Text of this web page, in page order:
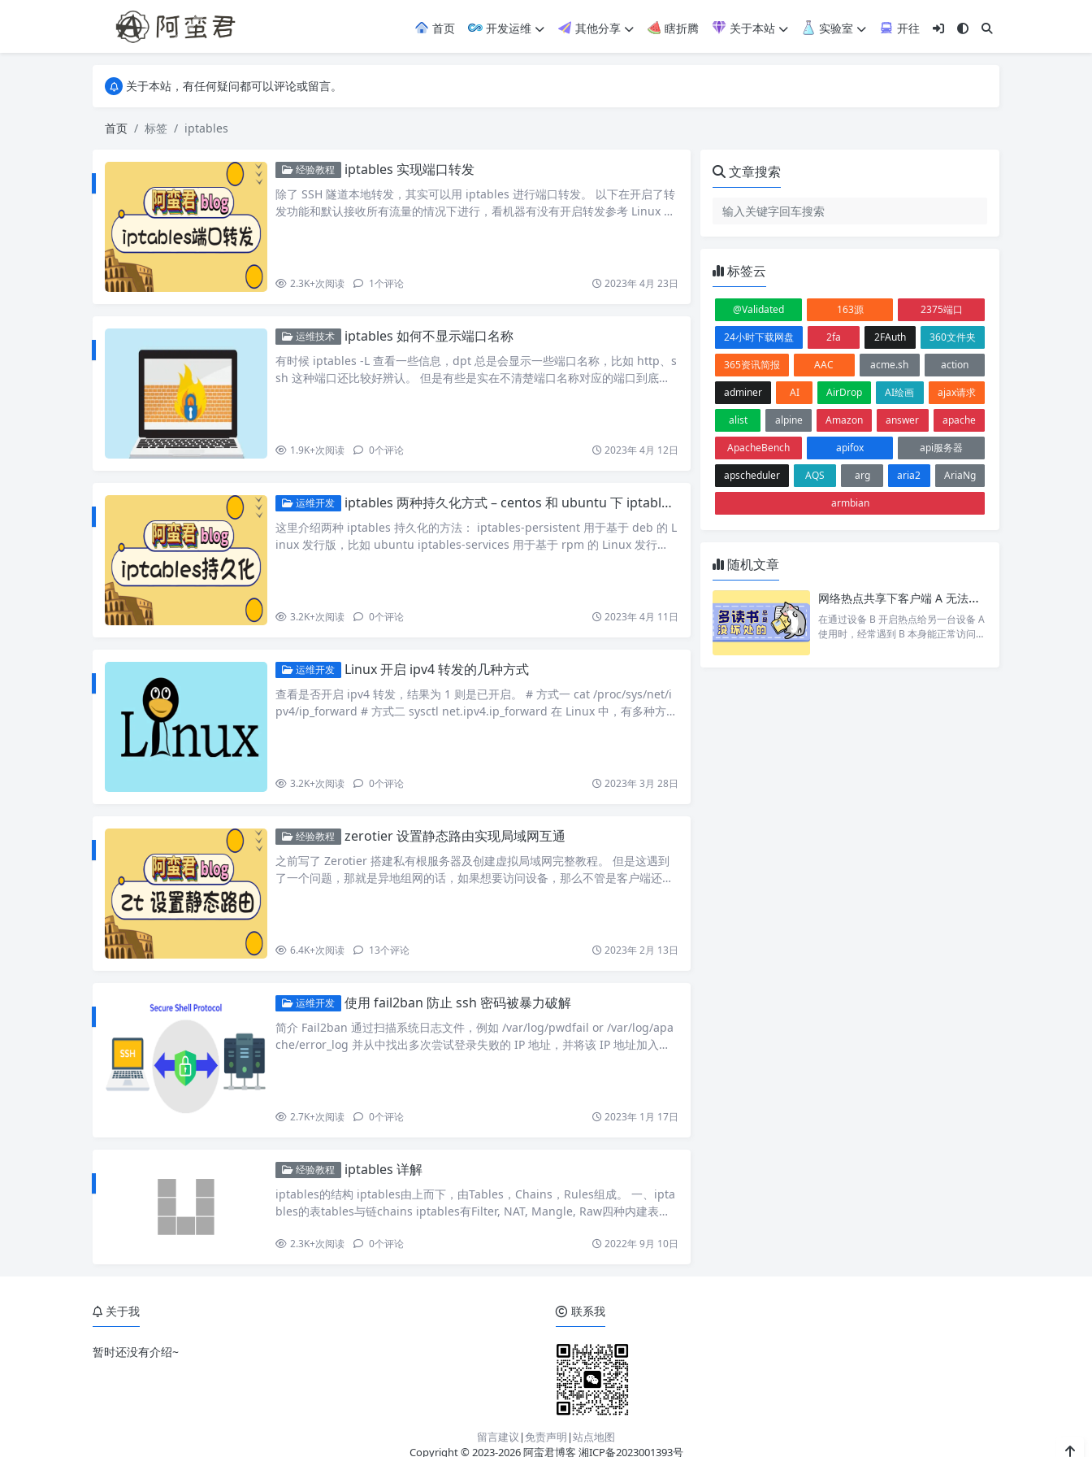
首页 开发运维 其他分享 瞎折腾 关于本站 实验室
开往
关于本站，有任何疑问都可以评论或留言。
关于本站，有任何疑问都可以评论或留言。
首页
标签 iptables
经验教程 iptables 实现端口转发
除了 SSH 隧道本地转发，其实可以用 iptables 进行端口转发。 以下在开启了转
发功能和默认接收所有流量的情况下进行，看机器有没有开启转发参考 Linux 开
2.3K+次阅读 1个评论 2023年 4月 23日
运维技术 iptables 如何不显示端口名称
有时候 iptables -L 查看一些信息，dpt 总是会显示一些端口名称，比如 http、s
sh 这种端口还比较好辨认。 但是有些是实在不清楚端口名称对应的端口到底是
1.9K+次阅读 0个评论 2023年 4月 12日
运维开发 iptables 两种持久化方式 – centos 和 ubuntu 下 iptables 的持久化
这里介绍两种 iptables 持久化的方法： iptables-persistent 用于基于 deb 的 L
inux 发行版，比如 ubuntu iptables-services 用于基于 rpm 的 Linux 发行
3.2K+次阅读 0个评论 2023年 4月 11日
运维开发 Linux 开启 ipv4 转发的几种方式
查看是否开启 ipv4 转发，结果为 1 则是已开启。 # 方式一 cat /proc/sys/net/i
pv4/ip_forward # 方式二 sysctl net.ipv4.ip_forward 在 Linux 中，有多种方式
3.2K+次阅读 0个评论 2023年 3月 28日
经验教程 zerotier 设置静态路由实现局域网互通
之前写了 Zerotier 搭建私有根服务器及创建虚拟局域网完整教程。 但是这遇到
了一个问题，那就是异地组网的话，如果想要访问设备，那么不管是客户端还是
的 ip 静态路…
6.4K+次阅读 13个评论 2023年 2月 13日
运维开发 使用 fail2ban 防止 ssh 密码被暴力破解
简介 Fail2ban 通过扫描系统日志文件，例如 /var/log/pwdfail or /var/log/apa
che/error_log 并从中找出多次尝试登录失败的 IP 地址，并将该 IP 地址加入防
2.7K+次阅读 0个评论 2023年 1月 17日
经验教程 iptables 详解
iptables的结构 iptables由上而下，由Tables，Chains，Rules组成。 一、ipta
bles的表tables与链chains iptables有Filter, NAT, Mangle, Raw四种内建表：
– 处理来自外部的数据。 OUTPUT链 – 处理向外…
文章搜索
标签云
@Validated 163源
2375端口
24小时下载网盘
2fa 2FAuth
360文件夹
365资讯简报
AAC acme.sh
action
adminer
AI AirDrop AI绘画
ajax请求
alist
alpine Amazon answer
apache
ApacheBench
apifox
api服务器
apscheduler
AQS arg aria2
AriaNg
armbian
随机文章
网络热点共享下客户端 A 无法访问目标设备 C 排查
在通过设备 B 开启热点给另一台设备 A
使用时，经常遇到 B 本身能正常访问网
关于我 联系我